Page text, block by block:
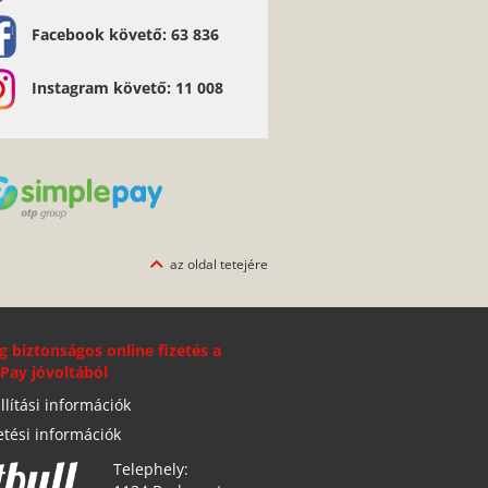
Facebook követő: 63 836
Instagram követő: 11 008
az oldal tetejére
biztonságos online fizetés a
jóvoltából
információk
információk
Telephely: